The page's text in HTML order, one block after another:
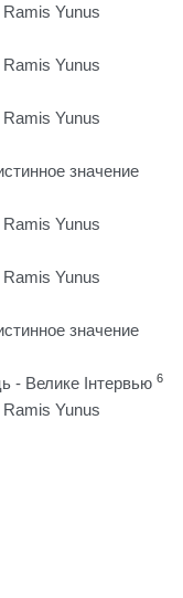
Yunus
Yunus
Yunus
значение
Yunus
Yunus
значение
- Велике Інтервью 6
Yunus